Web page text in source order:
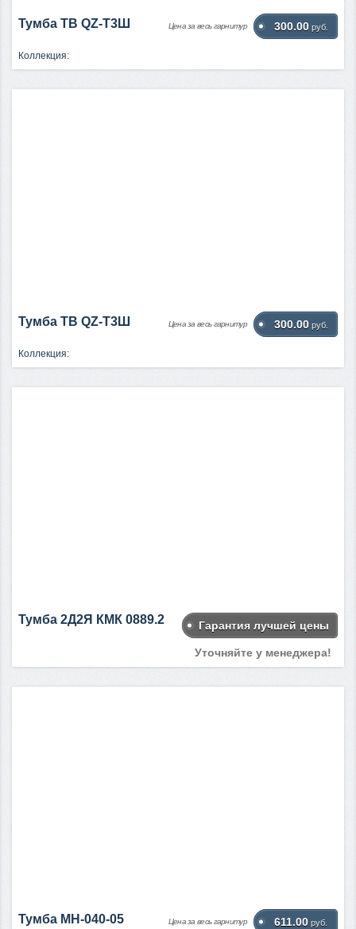
Тумба ТВ QZ-Т3Ш Цена за весь гарнитур 300.00 руб.
Коллекция:
Тумба ТВ QZ-Т3Ш Цена за весь гарнитур 300.00 руб.
Коллекция:
Тумба 2Д2Я КМК 0889.2 Гарантия лучшей цены
Уточняйте у менеджера!
Тумба МН-040-05 Цена за весь гарнитур 611.00 руб.